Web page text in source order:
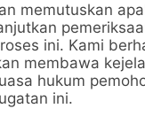
memutuskan
ini. Kami
membawa
hukum
ini.